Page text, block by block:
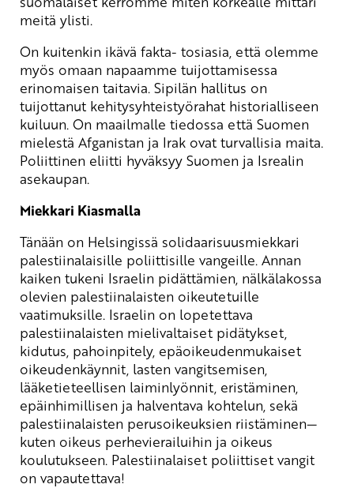
meitä ylisti.
On kuitenkin ikävä fakta- tosiasia, että olemme
myös omaan napaamme tuijottamisessa
erinomaisen taitavia. Sipilän hallitus on
tuijottanut kehitysyhteistyörahat historialliseen
kuiluun. On maailmalle tiedossa että Suomen
mielestä Afganistan ja Irak ovat turvallisia maita.
Poliittinen eliitti hyväksyy Suomen ja Isrealin
asekaupan.
Miekkari Kiasmalla
Tänään on Helsingissä solidaarisuusmiekkari
palestiinalaisille poliittisille vangeille. Annan
kaiken tukeni Israelin pidättämien, nälkälakossa
olevien palestiinalaisten oikeutetuille
vaatimuksille. Israelin on lopetettava
palestiinalaisten mielivaltaiset pidätykset,
kidutus, pahoinpitely, epäoikeudenmukaiset
oikeudenkäynnit, lasten vangitsemisen,
lääketieteellisen laiminlyönnit, eristäminen,
epäinhimillisen ja halventava kohtelun, sekä
palestiinalaisten perusoikeuksien riistäminen—
kuten oikeus perhevierailuihin ja oikeus
koulutukseen. Palestiinalaiset poliittiset vangit
on vapautettava!